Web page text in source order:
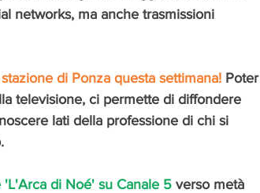
networks, ma anche trasmissioni
di Ponza questa settimana! Poter
televisione, ci permette di diffondere
lati della professione di chi si
'L'Arca di Noé' su Canale 5 verso metà